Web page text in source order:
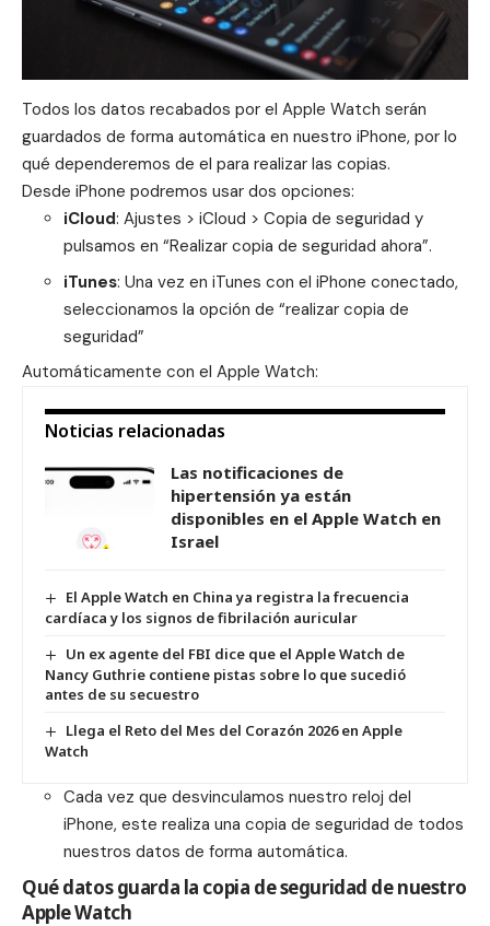
Todos los datos recabados por el Apple Watch serán
guardados de forma automática en nuestro iPhone, por lo
qué dependeremos de el para realizar las copias.
Desde iPhone podremos usar dos opciones:
iCloud: Ajustes > iCloud > Copia de seguridad y
pulsamos en “Realizar copia de seguridad ahora”.
iTunes: Una vez en iTunes con el iPhone conectado,
seleccionamos la opción de “realizar copia de
seguridad”
Automáticamente con el Apple Watch:
Noticias relacionadas
Las notificaciones de
hipertensión ya están
disponibles en el Apple Watch en
Israel
El Apple Watch en China ya registra la frecuencia
cardíaca y los signos de fibrilación auricular
Un ex agente del FBI dice que el Apple Watch de
Nancy Guthrie contiene pistas sobre lo que sucedió
antes de su secuestro
Llega el Reto del Mes del Corazón 2026 en Apple
Watch
Cada vez que desvinculamos nuestro reloj del
iPhone, este realiza una copia de seguridad de todos
nuestros datos de forma automática.
Qué datos guarda la copia de seguridad de nuestro
Apple Watch